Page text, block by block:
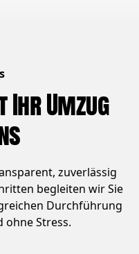
Umzug
zuverlässig
begleiten wir Sie
Durchführung
ohne Stress.